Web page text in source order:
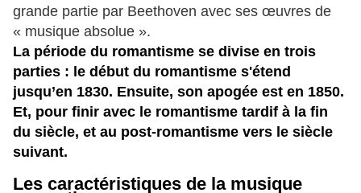
grande partie par Beethoven avec ses œuvres de
« musique absolue ».
La période du romantisme se divise en trois
parties : le début du romantisme s'étend
jusqu’en 1830. Ensuite, son apogée est en 1850.
Et, pour finir avec le romantisme tardif à la fin
du siècle, et au post-romantisme vers le siècle
suivant.
Les caractéristiques de la musique